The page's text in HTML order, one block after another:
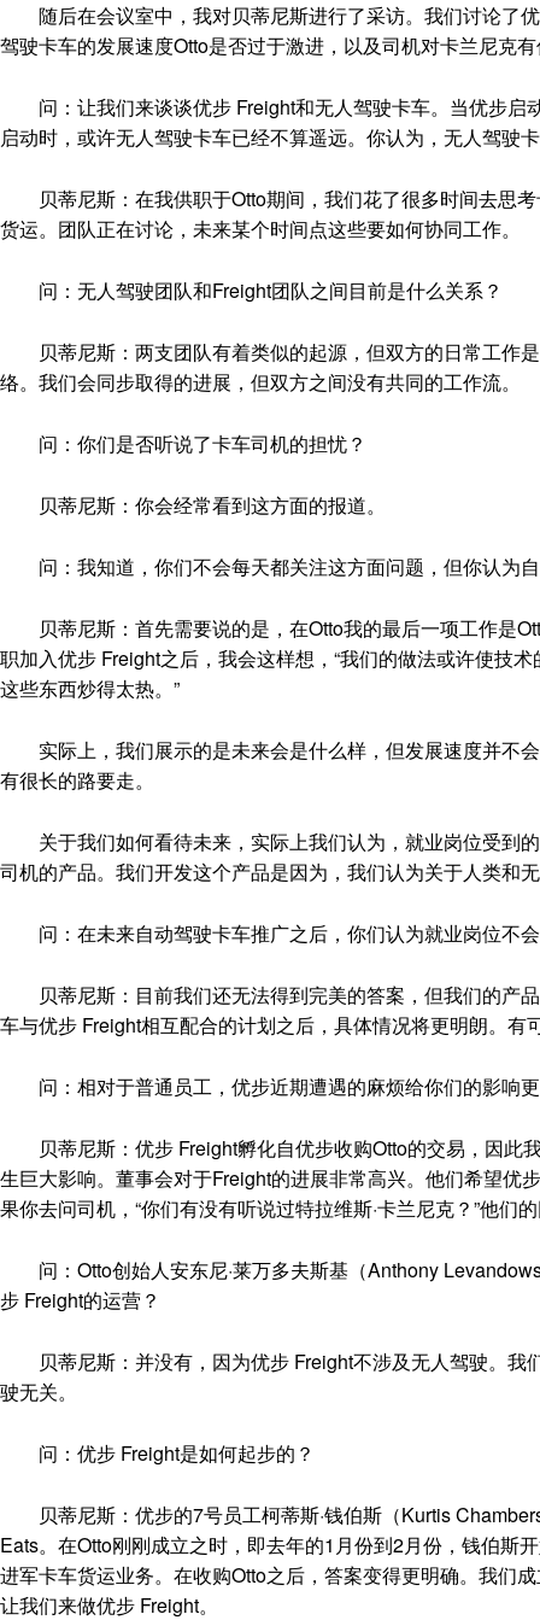
随后在会议室中，我对贝蒂尼斯进行了采访。我们讨论了优
驾驶卡车的发展速度Otto是否过于激进，以及司机对卡兰尼克
问：让我们来谈谈优步 Freight和无人驾驶卡车。当优步启
启动时，或许无人驾驶卡车已经不算遥远。你认为，无人驾驶
贝蒂尼斯：在我供职于Otto期间，我们花了很多时间去思
货运。团队正在讨论，未来某个时间点这些要如何协同工作。
问：无人驾驶团队和Freight团队之间目前是什么关系？
贝蒂尼斯：两支团队有着类似的起源，但双方的日常工作
络。我们会同步取得的进展，但双方之间没有共同的工作流。
问：你们是否听说了卡车司机的担忧？
贝蒂尼斯：你会经常看到这方面的报道。
问：我知道，你们不会每天都关注这方面问题，但你认为
贝蒂尼斯：首先需要说的是，在Otto我的最后一项工作是
职加入优步 Freight之后，我会这样想，“我们的做法或许使技
这些东西炒得太热。”
实际上，我们展示的是未来会是什么样，但发展速度并不
有很长的路要走。
关于我们如何看待未来，实际上我们认为，就业岗位受到
司机的产品。我们开发这个产品是因为，我们认为关于人类和
问：在未来自动驾驶卡车推广之后，你们认为就业岗位不
贝蒂尼斯：目前我们还无法得到完美的答案，但我们的产
车与优步 Freight相互配合的计划之后，具体情况将更明朗。
问：相对于普通员工，优步近期遭遇的麻烦给你们的影响
贝蒂尼斯：优步 Freight孵化自优步收购Otto的交易，因此
生巨大影响。董事会对于Freight的进展非常高兴。他们希望优
果你去问司机，“你们有没有听说过特拉维斯·卡兰尼克？”他们
问：Otto创始人安东尼·莱万多夫斯基（Anthony
步 Freight的运营？
贝蒂尼斯：并没有，因为优步 Freight不涉及无人驾驶。我
驶无关。
问：优步 Freight是如何起步的？
贝蒂尼斯：优步的7号员工柯蒂斯·钱伯斯（Kurtis
Eats。在Otto刚刚成立之时，即去年的1月份到2月份，钱伯斯
进军卡车货运业务。在收购Otto之后，答案变得更明确。我们
让我们来做优步 Freight。